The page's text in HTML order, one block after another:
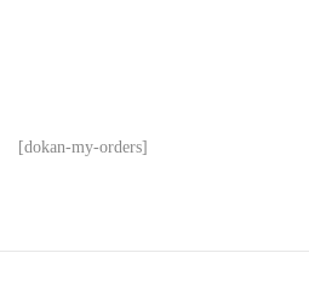
[dokan-my-orders]